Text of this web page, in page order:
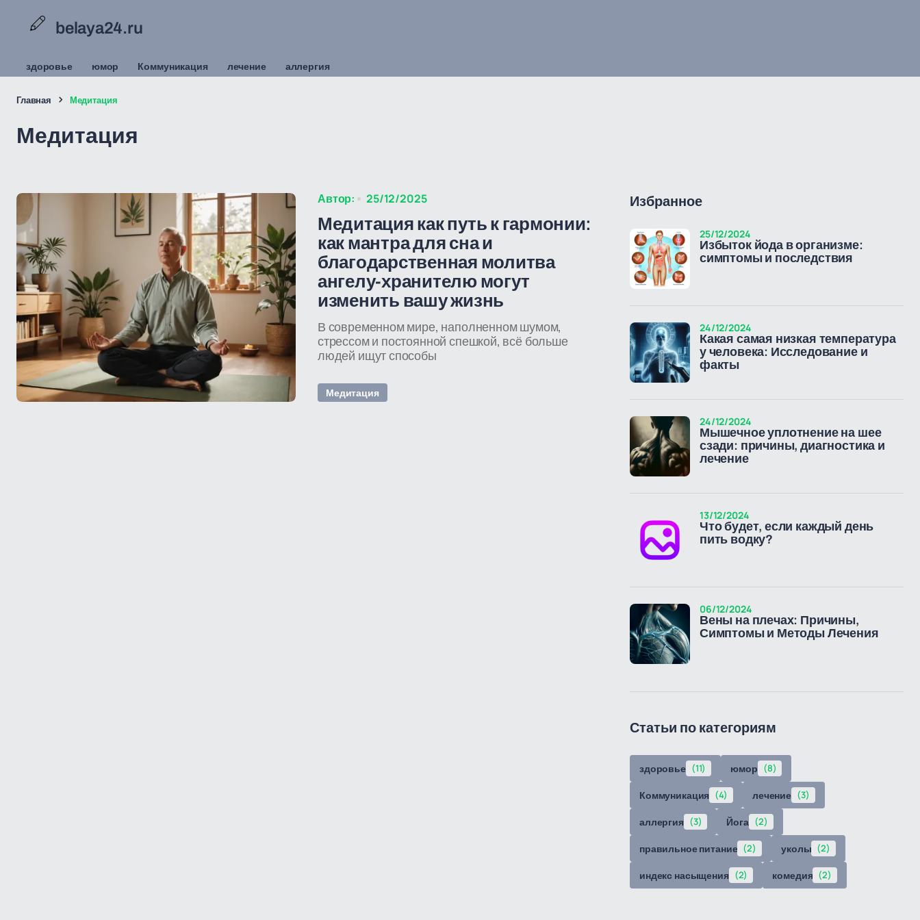
belaya24.ru
здоровье юмор Коммуникация лечение аллергия
Главная Медитация
Медитация
Автор: 25/12/2025
Медитация как путь к гармонии:
как мантра для сна и
благодарственная молитва
ангелу-хранителю могут
изменить вашу жизнь
В современном мире, наполненном шумом,
стрессом и постоянной спешкой, всё больше
людей ищут способы
Медитация
Избранное
Избыток йода в организме:
симптомы и последствия
25/12/2024
Какая самая низкая температура
у человека: Исследование и
факты
24/12/2024
Мышечное уплотнение на шее
сзади: причины, диагностика и
лечение
24/12/2024
Что будет, если каждый день
пить водку?
13/12/2024
Вены на плечах: Причины,
Симптомы и Методы Лечения
06/12/2024
Статьи по категориям
здоровье (11) юмор (8)
Коммуникация (4) лечение (3)
аллергия (3) Йога (2)
правильное питание (2) уколы (2)
индекс насыщения (2) комедия (2)